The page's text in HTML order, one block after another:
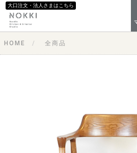
大口注文・法人さまはこちら
HOME 全商品